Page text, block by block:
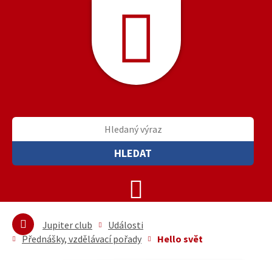
HLEDAT
Jupiter club
Události
Přednášky, vzdělávací pořady
Hello svět